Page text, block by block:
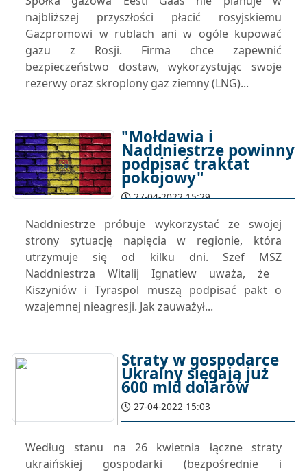
najbliższej przyszłości płacić rosyjskiemu
Gazpromowi w rublach ani w ogóle kupować
gazu z Rosji. Firma chce zapewnić
bezpieczeństwo dostaw, wykorzystując swoje
rezerwy oraz skroplony gaz ziemny (LNG)...
"Mołdawia i
Naddniestrze powinny
podpisać traktat
pokojowy"
27-04-2022 15:29
Naddniestrze próbuje wykorzystać ze swojej
strony sytuację napięcia w regionie, która
utrzymuje się od kilku dni. Szef MSZ
Naddniestrza Witalij Ignatiew uważa, że ​​
Kiszyniów i Tyraspol muszą podpisać pakt o
wzajemnej nieagresji. Jak zauważył...
Straty w gospodarce
Ukrainy sięgają już
600 mld dolarów
27-04-2022 15:03
Według stanu na 26 kwietnia łączne straty
ukraińskiej gospodarki (bezpośrednie i